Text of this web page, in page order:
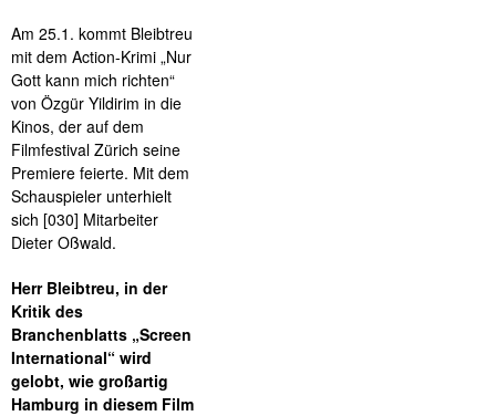
Am 25.1. kommt Bleibtreu
mit dem Action-Krimi „Nur
Gott kann mich richten“
von Özgür Yildirim in die
Kinos, der auf dem
Filmfestival Zürich seine
Premiere feierte. Mit dem
Schauspieler unterhielt
sich [030] Mitarbeiter
Dieter Oßwald.
Herr Bleibtreu, in der
Kritik des
Branchenblatts „Screen
International“ wird
gelobt, wie großartig
Hamburg in diesem Film